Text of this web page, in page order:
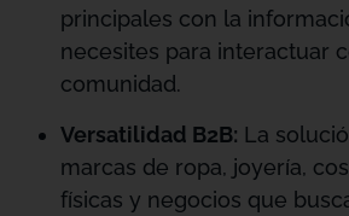
principales con la
necesites para interactuar
comunidad.
Versatilidad B2B: La
marcas de ropa, joyería,
físicas y negocios que